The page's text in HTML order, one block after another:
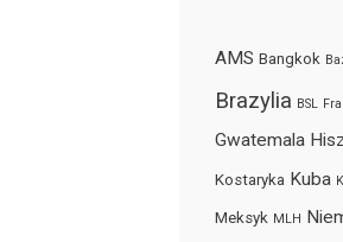
AMS Bangkok
Brazylia BSL
Gwatemala
Kostaryka Kuba
Meksyk MLH